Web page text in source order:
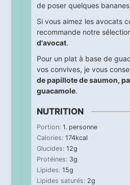
de poser quelques
Si vous aimez les avocats
recommande notre
d'avocat.
Pour un plat à base de
vos convives, je vous
de papillote de saumon,
guacamole.
NUTRITION
Portion: 1. personne
Calories: 174kcal
Glucides: 12g
Protéines: 3g
Lipides: 15g
Lipides saturés: 2g